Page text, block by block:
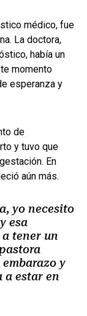
médico, fue
La doctora,
había un
momento
esperanza y
de
y tuvo que
En
aún más.
yo necesito
esa
tener un
y
a estar en